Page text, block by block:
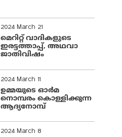
2024 March 21
മെറിറ്റ് വാദികളുടെ
ഇരട്ടത്താപ്പ്, അഥവാ
ജാതിവിഷം
2024 March 11
ഉമ്മയുടെ ഓർമ
നൊമ്പരം കൊള്ളിക്കുന്ന
ആദ്യനോമ്പ്
2024 March 8